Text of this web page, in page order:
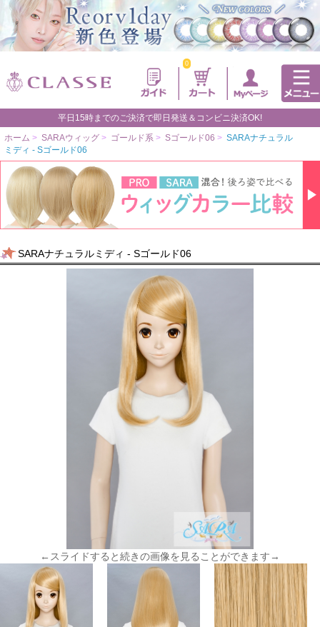
0
平日15時までのご決済で即日発送＆コンビニ決済OK!
ホーム > SARAウィッグ > ゴールド系 > Sゴールド06 > SARAナチュラル
ミディ - Sゴールド06
SARAナチュラルミディ - Sゴールド06
←スライドすると続きの画像を見ることができます→